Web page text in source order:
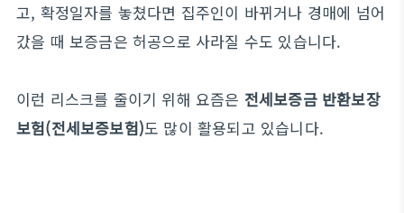
고, 확정일자를 놓쳤다면 집주인이 바뀌거나 경매에 넘어
갔을 때 보증금은 허공으로 사라질 수도 있습니다.
이런 리스크를 줄이기 위해 요즘은 전세보증금 반환보장
보험(전세보증보험)도 많이 활용되고 있습니다.